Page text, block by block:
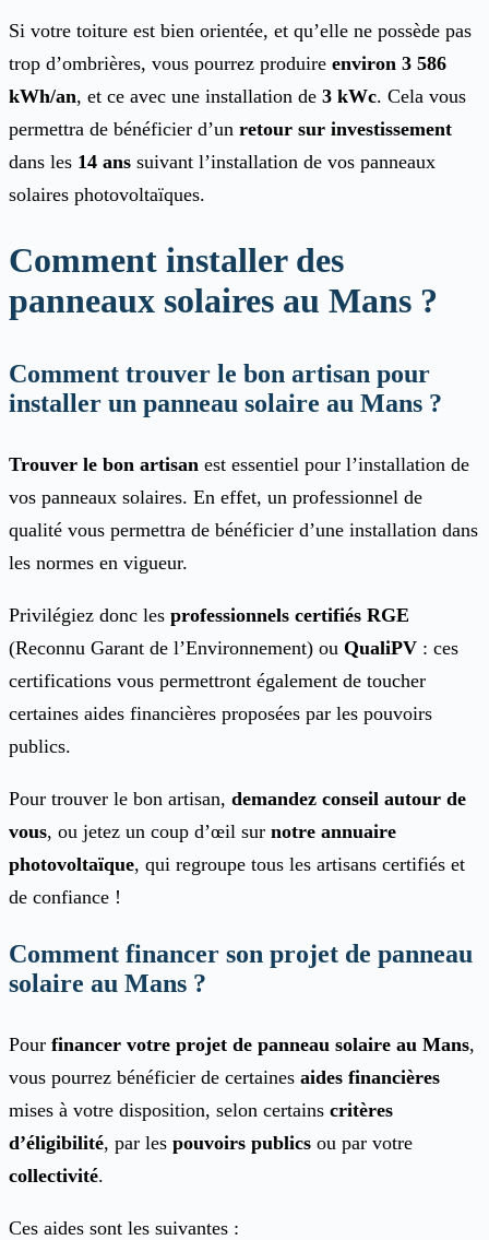
Si votre toiture est bien orientée, et qu’elle ne possède pas
trop d’ombrières, vous pourrez produire environ 3 586
kWh/an, et ce avec une installation de 3 kWc. Cela vous
permettra de bénéficier d’un retour sur investissement
dans les 14 ans suivant l’installation de vos panneaux
solaires photovoltaïques.
Comment installer des
panneaux solaires au Mans ?
Comment trouver le bon artisan pour
installer un panneau solaire au Mans ?
Trouver le bon artisan est essentiel pour l’installation de
vos panneaux solaires. En effet, un professionnel de
qualité vous permettra de bénéficier d’une installation dans
les normes en vigueur.
Privilégiez donc les professionnels certifiés RGE
(Reconnu Garant de l’Environnement) ou QualiPV : ces
certifications vous permettront également de toucher
certaines aides financières proposées par les pouvoirs
publics.
Pour trouver le bon artisan, demandez conseil autour de
vous, ou jetez un coup d’œil sur notre annuaire
photovoltaïque, qui regroupe tous les artisans certifiés et
de confiance !
Comment financer son projet de panneau
solaire au Mans ?
Pour financer votre projet de panneau solaire au Mans,
vous pourrez bénéficier de certaines aides financières
mises à votre disposition, selon certains critères
d’éligibilité, par les pouvoirs publics ou par votre
collectivité.
Ces aides sont les suivantes :